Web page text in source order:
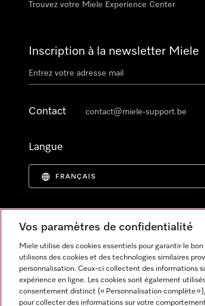
Trouvez votre Miele Experience Center
Inscription à la newsletter Miele
Contact contact@miele-support.be
Langue
FRANÇAIS
Vos paramètres de confidentialité
Miele utilise des cookies essentiels pour garantir le
utilisons des cookies et des technologies similaires
personnalisation. Ceux-ci collectent des informations
expérience en ligne. Les cookies sont également
consentement distinct (« Personnalisation complète
pour collecter des informations sur votre